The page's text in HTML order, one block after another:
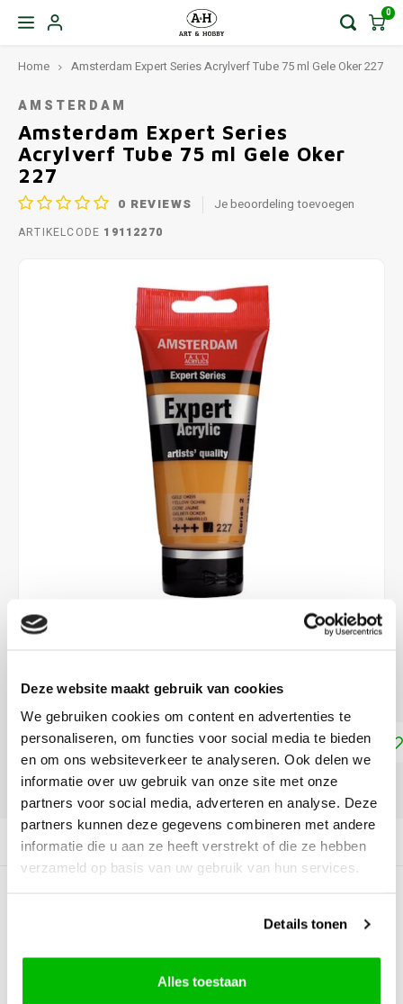
Deze website maakt gebruik van cookies
We gebruiken cookies om content en advertenties te
personaliseren, om functies voor social media te bieden
en om ons websiteverkeer te analyseren. Ook delen we
informatie over uw gebruik van onze site met onze
partners voor social media, adverteren en analyse. Deze
partners kunnen deze gegevens combineren met andere
informatie die u aan ze heeft verstrekt of die ze hebben
verzameld op basis van uw gebruik van hun services.
Details tonen
Alles toestaan
0
Home Amsterdam Expert Series Acrylverf Tube 75 ml Gele Oker 227
AMSTERDAM
Amsterdam Expert Series
Acrylverf Tube 75 ml Gele Oker
227
0 REVIEWS Je beoordeling toevoegen
ARTIKELCODE 19112270
DIRECT LEVERBAAR
Toevoegen aan winkelwagen
DELEN:
Productomschrijving